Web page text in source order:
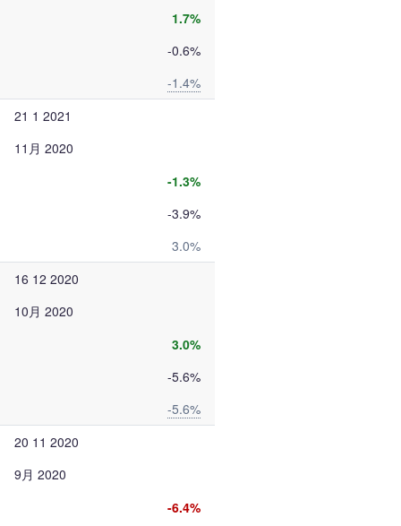
1.7%
-0.6%
-1.4%
21 1 2021
11月 2020
-1.3%
-3.9%
3.0%
16 12 2020
10月 2020
3.0%
-5.6%
-5.6%
20 11 2020
9月 2020
-6.4%